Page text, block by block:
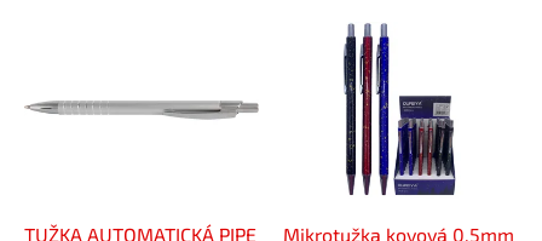
TUŽKA AUTOMATICKÁ PIPE
Mikrotužka kovová 0,5mm